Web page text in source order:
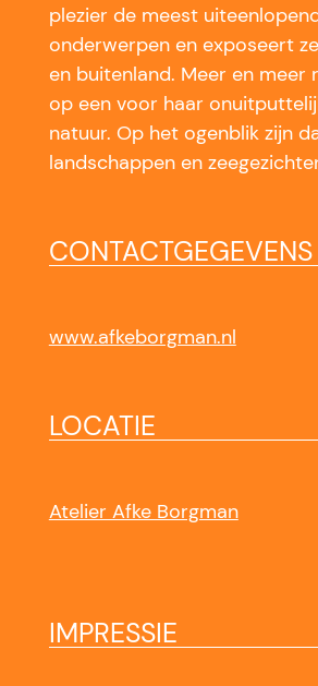
plezier de meest
onderwerpen en exposeert
en buitenland. Meer en meer
op een voor haar
natuur. Op het ogenblik zijn
landschappen en
CONTACTGEGEVENS
www.afkeborgman.nl
LOCATIE
Atelier Afke Borgman
IMPRESSIE